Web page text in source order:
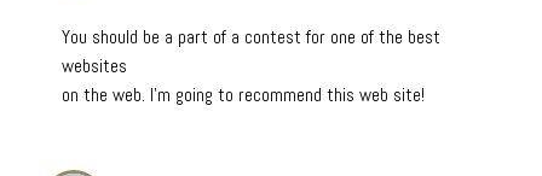
You should be a part of a contest for one of the best
websites
on the web. I’m going to recommend this web site!